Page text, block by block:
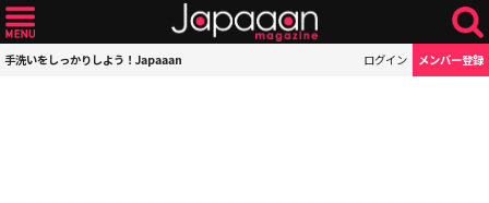
手洗いをしっかりしよう！Japaaan ログイン メンバー登録